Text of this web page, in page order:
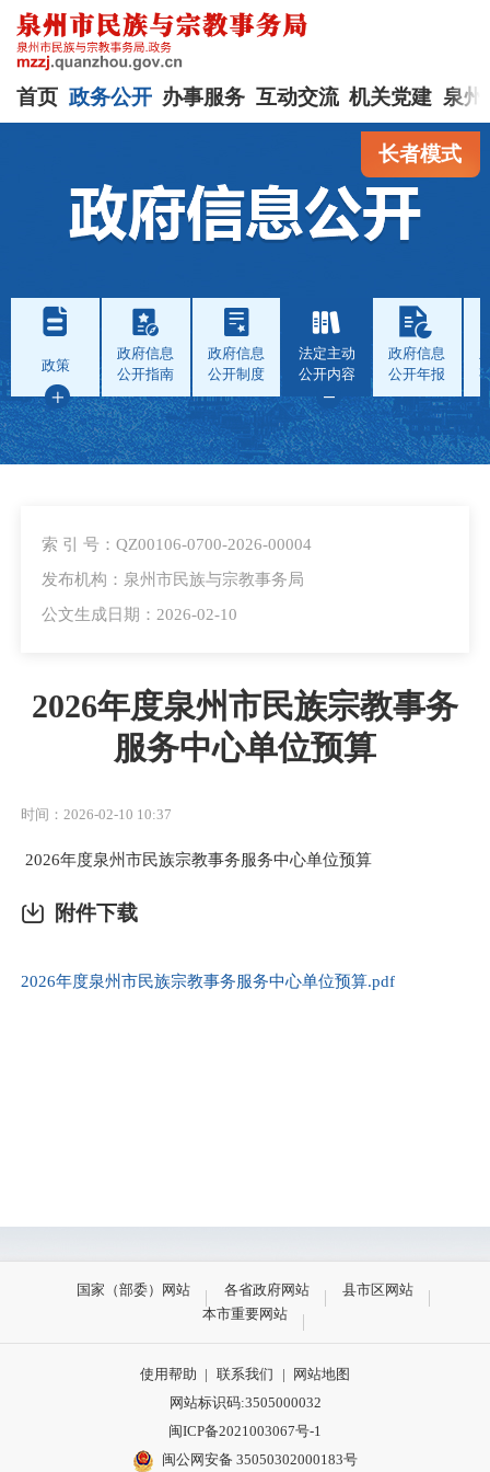
首页 政务公开 办事服务 互动交流 机关党建 泉州
长者模式
政策
政府信息
公开指南
政府信息
公开制度
法定主动
公开内容
政府信息
公开年报
索 引 号：QZ00106-0700-2026-00004
发布机构：泉州市民族与宗教事务局
公文生成日期：2026-02-10
2026年度泉州市民族宗教事务
服务中心单位预算
时间：2026-02-10 10:37
2026年度泉州市民族宗教事务服务中心单位预算
附件下载
2026年度泉州市民族宗教事务服务中心单位预算.pdf
国家（部委）网站 各省政府网站
县市区网站
本市重要网站
使用帮助 | 联系我们 |
网站地图
网站标识码:3505000032
闽ICP备2021003067号-1
闽公网安备 35050302000183号